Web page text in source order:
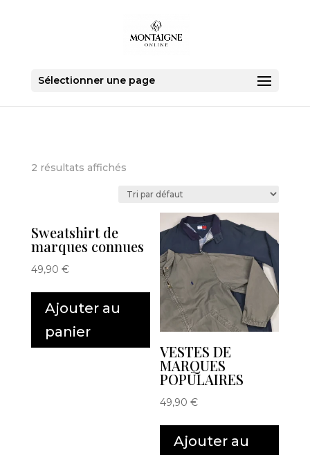
Sélectionner une page
2 résultats affichés
Sweatshirt de
marques connues
49,90 €
Ajouter au
panier
VESTES DE
MARQUES
POPULAIRES
49,90€
Ajouter au